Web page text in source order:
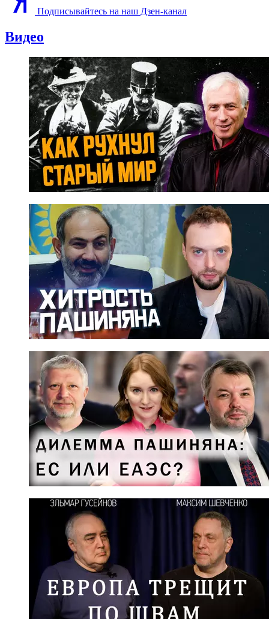
Подписывайтесь на наш Дзен-канал
Видео